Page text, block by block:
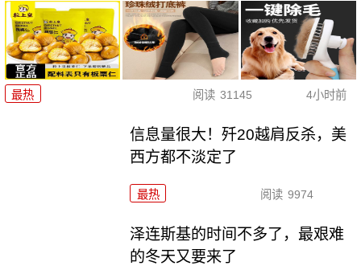
最热 阅读 31145 4小时前
信息量很大！歼20越肩反杀，美
西方都不淡定了
最热 阅读 9974
泽连斯基的时间不多了，最艰难
的冬天又要来了